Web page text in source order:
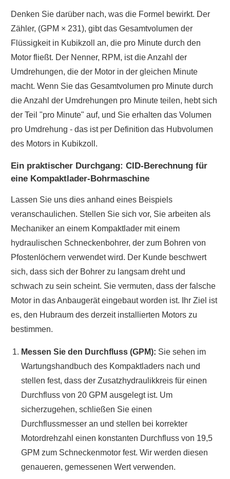
Denken Sie darüber nach, was die Formel bewirkt. Der
Zähler, (GPM × 231), gibt das Gesamtvolumen der
Flüssigkeit in Kubikzoll an, die pro Minute durch den
Motor fließt. Der Nenner, RPM, ist die Anzahl der
Umdrehungen, die der Motor in der gleichen Minute
macht. Wenn Sie das Gesamtvolumen pro Minute durch
die Anzahl der Umdrehungen pro Minute teilen, hebt sich
der Teil "pro Minute" auf, und Sie erhalten das Volumen
pro Umdrehung - das ist per Definition das Hubvolumen
des Motors in Kubikzoll.
Ein praktischer Durchgang: CID-Berechnung für
eine Kompaktlader-Bohrmaschine
Lassen Sie uns dies anhand eines Beispiels
veranschaulichen. Stellen Sie sich vor, Sie arbeiten als
Mechaniker an einem Kompaktlader mit einem
hydraulischen Schneckenbohrer, der zum Bohren von
Pfostenlöchern verwendet wird. Der Kunde beschwert
sich, dass sich der Bohrer zu langsam dreht und
schwach zu sein scheint. Sie vermuten, dass der falsche
Motor in das Anbaugerät eingebaut worden ist. Ihr Ziel ist
es, den Hubraum des derzeit installierten Motors zu
bestimmen.
Messen Sie den Durchfluss (GPM): Sie sehen im
Wartungshandbuch des Kompaktladers nach und
stellen fest, dass der Zusatzhydraulikkreis für einen
Durchfluss von 20 GPM ausgelegt ist. Um
sicherzugehen, schließen Sie einen
Durchflussmesser an und stellen bei korrekter
Motordrehzahl einen konstanten Durchfluss von 19,5
GPM zum Schneckenmotor fest. Wir werden diesen
genaueren, gemessenen Wert verwenden.